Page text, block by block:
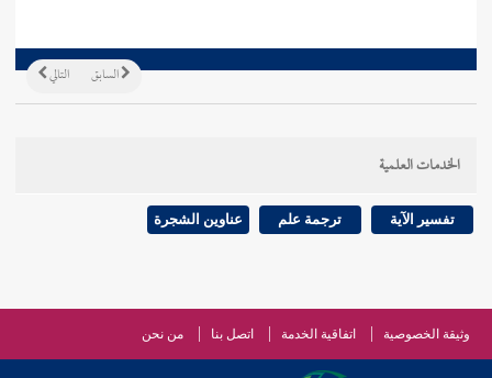
التالي السابق
الخدمات العلمية
تفسير الآية ترجمة علم عناوين الشجرة
وثيقة الخصوصية اتفاقية الخدمة اتصل بنا من نحن